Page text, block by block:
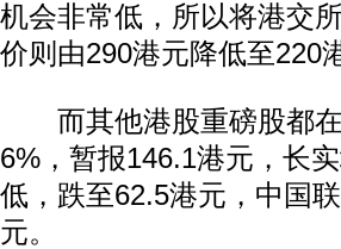
机会非常低，所以将港交
价则由290港元降低至220
而其他港股重磅股都在
6%，暂报146.1港元，长
低，跌至62.5港元，中国
元。